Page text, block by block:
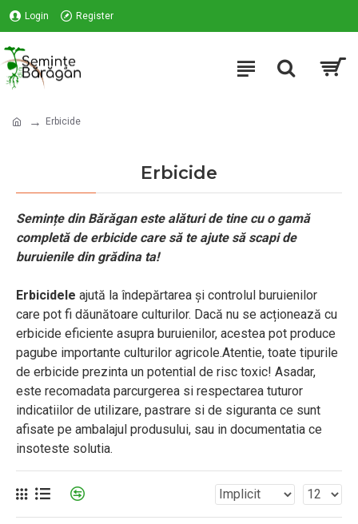
Login Register
Erbicide
Erbicide
Semințe din Bărăgan este alături de tine cu o gamă
completă de erbicide care să te ajute să scapi de
buruienile din grădina ta!
Erbicidele ajută la îndepărtarea și controlul buruienilor
care pot fi dăunătoare culturilor. Dacă nu se acționează cu
erbicide eficiente asupra buruienilor, acestea pot produce
pagube importante culturilor agricole.Atentie, toate tipurile
de erbicide prezinta un potential de risc toxic! Asadar,
este recomadata parcurgerea si respectarea tuturor
indicatiilor de utilizare, pastrare si de siguranta ce sunt
afisate pe ambalajul produsului, sau in documentatia ce
insoteste solutia.